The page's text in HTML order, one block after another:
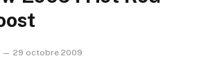
29 octobre 2009